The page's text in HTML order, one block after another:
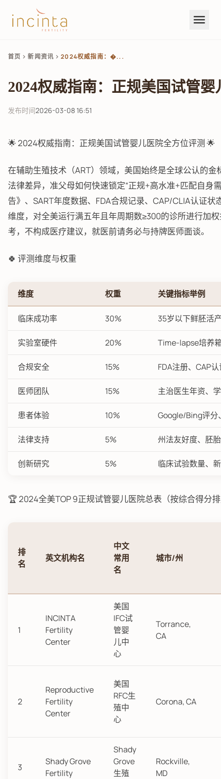
menu
首页 chevron_right新闻资讯 chevron_right2024权威指南：�...
2024权威指南：正规美国试管
发布时间2026-03-08 16:51
🌟 2024权威指南：正规美国试管婴儿医院全方位评测 🌟
在辅助生殖技术（ART）领域，美国始终是全球公认的
法律差异，准父母如何快速锁定“正规+高水准+匹配自身
告》、SART年度数据、FDA合规记录、CAP/CLIA认证
维度，对全美运行满五年且年周期数≥300的诊所进行加
考，不构成医疗建议，就医前请务必与持牌医师面谈。
🍀 评测维度与权重
维度 权重 关键指标举例
临床成功率 30% 35岁以下鲜胚活
实验室硬件 20% Time-lapse培养
合规安全 15% FDA注册、CAP
医师团队 15% 主治医生年资、
患者体验 10% Google/Bing评分
法律支持 5% 州法友好度、胚
创新研究 5% 临床试验数量、
🏆 2024全美TOP 9正规试管婴儿医院总表（按综合得分
排
名
英文机构名
中文
常用
名
城市/州
1
INCINTA
Fertility
Center
美国
IFC试
管婴
儿中
心
Torrance,
CA
2
Reproductive
Fertility
Center
美国
RFC生
殖中
心
Corona, CA
3
Shady Grove
Fertility
Shady
Grove
生殖
Rockville,
MD